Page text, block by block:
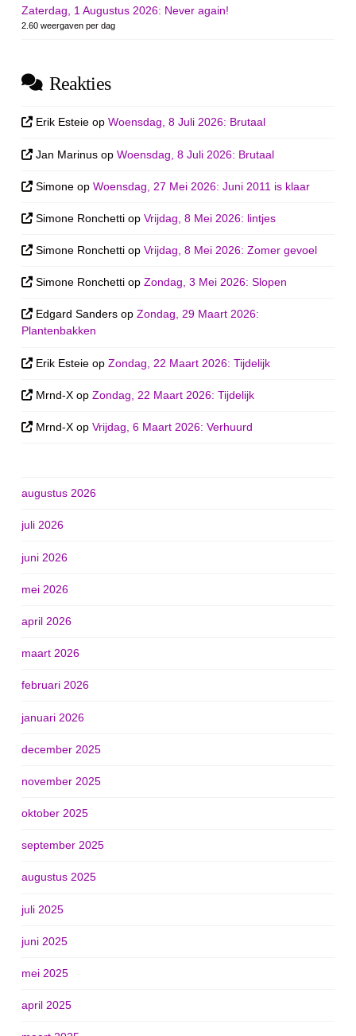
Zaterdag, 1 Augustus 2026: Never again!
2.60 weergaven per dag
Reakties
Erik Esteie opWoensdag, 8 Juli 2026: Brutaal
Jan Marinus opWoensdag, 8 Juli 2026: Brutaal
Simone opWoensdag, 27 Mei 2026: Juni 2011 is klaar
Simone Ronchetti opVrijdag, 8 Mei 2026: lintjes
Simone Ronchetti opVrijdag, 8 Mei 2026: Zomer gevoel
Simone Ronchetti opZondag, 3 Mei 2026: Slopen
Edgard Sanders opZondag, 29 Maart 2026:
Plantenbakken
Erik Esteie opZondag, 22 Maart 2026: Tijdelijk
Mrnd-X opZondag, 22 Maart 2026: Tijdelijk
Mrnd-X opVrijdag, 6 Maart 2026: Verhuurd
augustus 2026
juli 2026
juni 2026
mei 2026
april 2026
maart 2026
februari 2026
januari 2026
december 2025
november 2025
oktober 2025
september 2025
augustus 2025
juli 2025
juni 2025
mei 2025
april 2025